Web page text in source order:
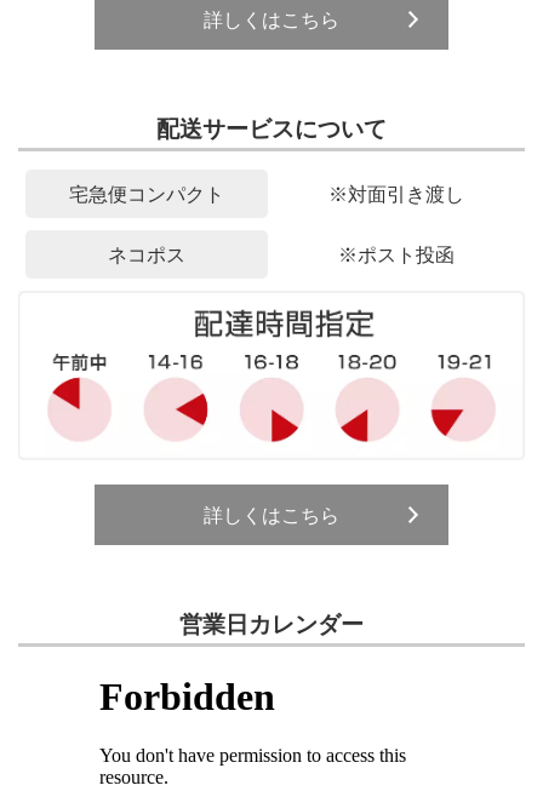
詳しくはこちら
配送サービスについて
宅急便コンパクト ※対面引き渡し
ネコポス ※ポスト投函
詳しくはこちら
営業日カレンダー